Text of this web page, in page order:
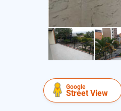
Google
Street View